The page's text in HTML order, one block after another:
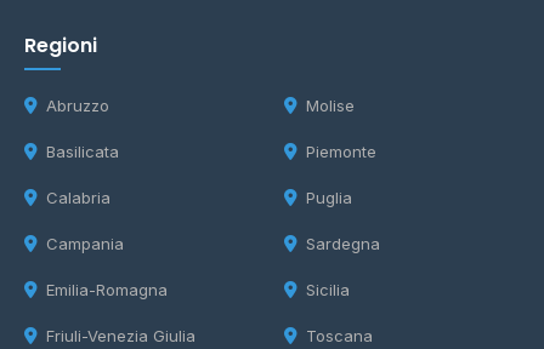
Regioni
Abruzzo
Basilicata
Calabria
Campania
Emilia-Romagna
Friuli-Venezia Giulia
Molise
Piemonte
Puglia
Sardegna
Sicilia
Toscana